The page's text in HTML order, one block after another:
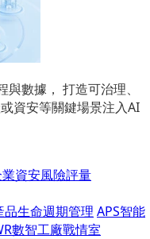
數據， 打造可治理、
資安等關鍵場景注入AI
資安風險評量
品生命週期管理 APS智能
數智工廠戰情室